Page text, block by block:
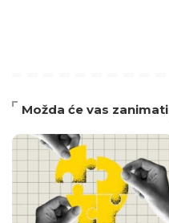
Možda će vas zanimati